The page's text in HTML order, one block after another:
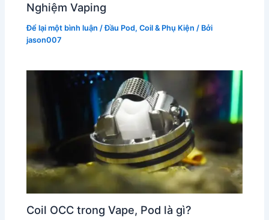
Nghiệm Vaping
Để lại một bình luận /Đầu Pod, Coil & Phụ Kiện / Bởi
jason007
Coil OCC trong Vape, Pod là gì?